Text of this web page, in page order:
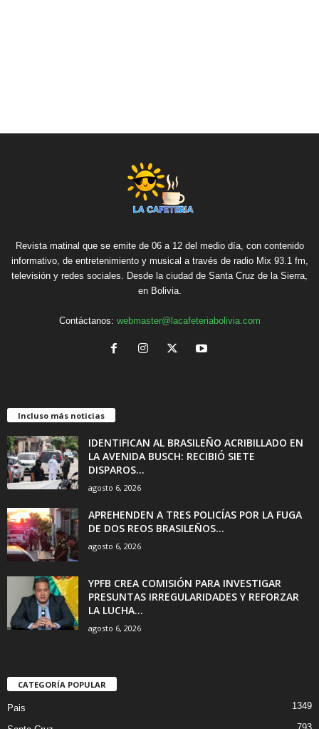
Revista matinal que se emite de 06 a 12 del medio día, con contenido
informativo, de entretenimiento y musical a través de radio Mix 93.1 fm,
televisión y redes sociales. Desde la ciudad de Santa Cruz de la Sierra,
en Bolivia.
Contáctanos: webmaster@lacafeteriabolivia.com
Incluso más noticias
IDENTIFICAN AL BRASILEÑO ACRIBILLADO EN
LA AVENIDA BUSCH: RECIBIÓ SIETE
DISPAROS...
agosto 6, 2026
APREHENDEN A TRES POLICÍAS POR LA FUGA
DE DOS REOS BRASILEÑOS...
agosto 6, 2026
YPFB CREA COMISIÓN PARA INVESTIGAR
PRESUNTAS IRREGULARIDADES Y REFORZAR
LA LUCHA...
agosto 6, 2026
CATEGORÍA POPULAR
Pais 1349